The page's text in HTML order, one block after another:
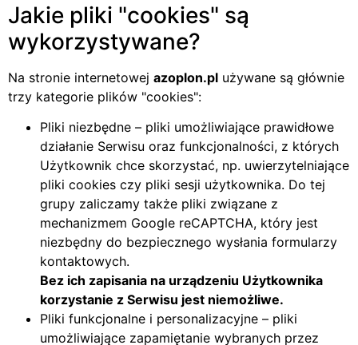
Jakie pliki cookies są
wykorzystywane?
Na stronie internetowej azoplon.pl używane są głównie
trzy kategorie plików cookies :
Pliki niezbędne – pliki umożliwiające prawidłowe
działanie Serwisu oraz funkcjonalności, z których
Użytkownik chce skorzystać, np. uwierzytelniające
pliki cookies czy pliki sesji użytkownika. Do tej
grupy zaliczamy także pliki związane z
mechanizmem Google reCAPTCHA, który jest
niezbędny do bezpiecznego wysłania formularzy
kontaktowych.
Bez ich zapisania na urządzeniu Użytkownika
korzystanie z Serwisu jest niemożliwe.
Pliki funkcjonalne i personalizacyjne – pliki
umożliwiające zapamiętanie wybranych przez